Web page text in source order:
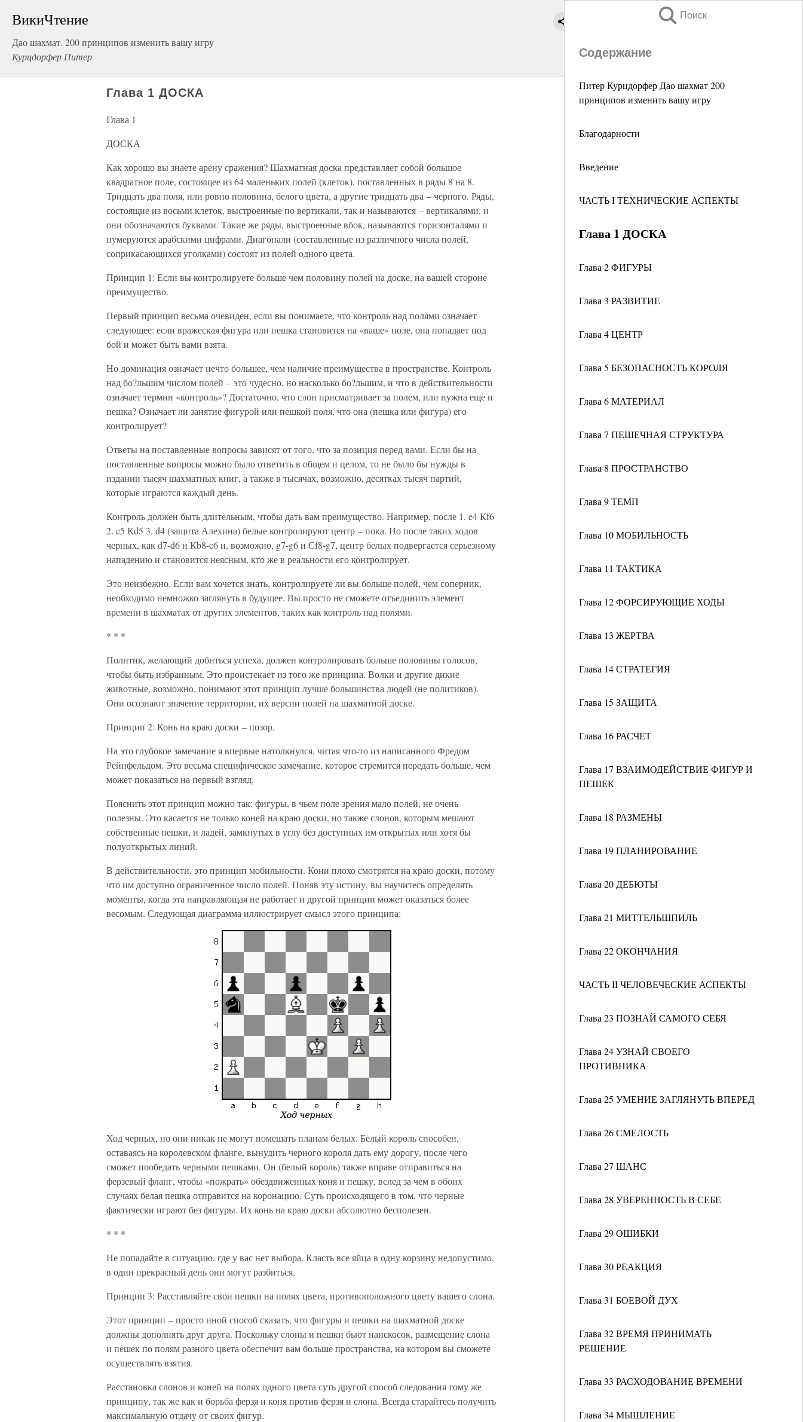
ВикиЧтение
Дао шахмат. 200 принципов изменить вашу игру
Курцдорфер Питер
Поиск
Содержание
Питер Курцдорфер Дао шахмат 200
принципов изменить вашу игру
Благодарности
Введение
ЧАСТЬ I ТЕХНИЧЕСКИЕ АСПЕКТЫ
Глава 1 ДОСКА
Глава 2 ФИГУРЫ
Глава 3 РАЗВИТИЕ
Глава 4 ЦЕНТР
Глава 5 БЕЗОПАСНОСТЬ КОРОЛЯ
Глава 6 МАТЕРИАЛ
Глава 7 ПЕШЕЧНАЯ СТРУКТУРА
Глава 8 ПРОСТРАНСТВО
Глава 9 ТЕМП
Глава 10 МОБИЛЬНОСТЬ
Глава 11 ТАКТИКА
Глава 12 ФОРСИРУЮЩИЕ ХОДЫ
Глава 13 ЖЕРТВА
Глава 14 СТРАТЕГИЯ
Глава 15 ЗАЩИТА
Глава 16 РАСЧЕТ
Глава 17 ВЗАИМОДЕЙСТВИЕ ФИГУР И
ПЕШЕК
Глава 18 РАЗМЕНЫ
Глава 19 ПЛАНИРОВАНИЕ
Глава 20 ДЕБЮТЫ
Глава 21 МИТТЕЛЬШПИЛЬ
Глава 22 ОКОНЧАНИЯ
ЧАСТЬ II ЧЕЛОВЕЧЕСКИЕ АСПЕКТЫ
Глава 23 ПОЗНАЙ САМОГО СЕБЯ
Глава 24 УЗНАЙ СВОЕГО
ПРОТИВНИКА
Глава 25 УМЕНИЕ ЗАГЛЯНУТЬ ВПЕРЕД
Глава 26 СМЕЛОСТЬ
Глава 27 ШАНС
Глава 28 УВЕРЕННОСТЬ В СЕБЕ
Глава 29 ОШИБКИ
Глава 30 РЕАКЦИЯ
Глава 31 БОЕВОЙ ДУХ
Глава 32 ВРЕМЯ ПРИНИМАТЬ
РЕШЕНИЕ
Глава 33 РАСХОДОВАНИЕ ВРЕМЕНИ
Глава 34 МЫШЛЕНИЕ
Глава 1 ДОСКА
Глава 1
ДОСКА
Как хорошо вы знаете арену сражения? Шахматная доска представляет собой большое
квадратное поле, состоящее из 64 маленьких полей (клеток), поставленных в ряды 8 на 8.
Тридцать два поля, или ровно половина, белого цвета, а другие тридцать два – черного. Ряды,
состоящие из восьми клеток, выстроенные по вертикали, так и называются – вертикалями, и
они обозначаются буквами. Такие же ряды, выстроенные вбок, называются горизонталями и
нумеруются арабскими цифрами. Диагонали (составленные из различного числа полей,
соприкасающихся уголками) состоят из полей одного цвета.
Принцип 1: Если вы контролируете больше чем половину полей на доске, на вашей стороне
преимущество.
Первый принцип весьма очевиден, если вы понимаете, что контроль над полями означает
следующее: если вражеская фигура или пешка становится на «ваше» поле, она попадает под
бой и может быть вами взята.
Но доминация означает нечто большее, чем наличие преимущества в пространстве. Контроль
над бо?льшим числом полей – это чудесно, но насколько бо?льшим, и что в действительности
означает термин «контроль»? Достаточно, что слон присматривает за полем, или нужна еще и
пешка? Означает ли занятие фигурой или пешкой поля, что она (пешка или фигура) его
контролирует?
Ответы на поставленные вопросы зависят от того, что за позиция перед вами. Если бы на
поставленные вопросы можно было ответить в общем и целом, то не было бы нужды в
издании тысяч шахматных книг, а также в тысячах, возможно, десятках тысяч партий,
которые играются каждый день.
Контроль должен быть длительным, чтобы дать вам преимущество. Например, после 1. e4 Кf6
2. e5 Кd5 3. d4 (защита Алехина) белые контролируют центр – пока. Но после таких ходов
черных, как d7-d6 и Кb8-c6 и, возможно, g7-g6 и Сf8-g7, центр белых подвергается серьезному
нападению и становится неясным, кто же в реальности его контролирует.
Это неизбежно. Если вам хочется знать, контролируете ли вы больше полей, чем соперник,
необходимо немножко заглянуть в будущее. Вы просто не сможете отъединить элемент
времени в шахматах от других элементов, таких как контроль над полями.
* * *
Политик, желающий добиться успеха, должен контролировать больше половины голосов,
чтобы быть избранным. Это проистекает из того же принципа. Волки и другие дикие
животные, возможно, понимают этот принцип лучше большинства людей (не политиков).
Они осознают значение территории, их версии полей на шахматной доске.
Принцип 2: Конь на краю доски – позор.
На это глубокое замечание я впервые натолкнулся, читая что-то из написанного Фредом
Рейнфельдом. Это весьма специфическое замечание, которое стремится передать больше, чем
может показаться на первый взгляд.
Пояснить этот принцип можно так: фигуры, в чьем поле зрения мало полей, не очень
полезны. Это касается не только коней на краю доски, но также слонов, которым мешают
собственные пешки, и ладей, замкнутых в углу без доступных им открытых или хотя бы
полуоткрытых линий.
В действительности, это принцип мобильности. Кони плохо смотрятся на краю доски, потому
что им доступно ограниченное число полей. Поняв эту истину, вы научитесь определять
моменты, когда эта направляющая не работает и другой принцип может оказаться более
весомым. Следующая диаграмма иллюстрирует смысл этого принципа:
Ход черных, но они никак не могут помешать планам белых. Белый король способен,
оставаясь на королевском фланге, вынудить черного короля дать ему дорогу, после чего
сможет пообедать черными пешками. Он (белый король) также вправе отправиться на
ферзевый фланг, чтобы «пожрать» обездвиженных коня и пешку, вслед за чем в обоих
случаях белая пешка отправится на коронацию. Суть происходящего в том, что черные
фактически играют без фигуры. Их конь на краю доски абсолютно бесполезен.
* * *
Не попадайте в ситуацию, где у вас нет выбора. Класть все яйца в одну корзину недопустимо,
в один прекрасный день они могут разбиться.
Принцип 3: Расставляйте свои пешки на полях цвета, противоположного цвету вашего слона.
Этот принцип – просто иной способ сказать, что фигуры и пешки на шахматной доске
должны дополнять друг друга. Поскольку слоны и пешки бьют наискосок, размещение слона
и пешек по полям разного цвета обеспечит вам больше пространства, на котором вы сможете
осуществлять взятия.
Расстановка слонов и коней на полях одного цвета суть другой способ следования тому же
принципу, так же как и борьба ферзя и коня против ферзя и слона. Всегда старайтесь получить
максимальную отдачу от своих фигур.